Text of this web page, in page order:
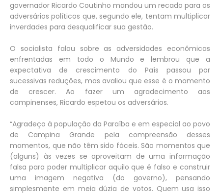
governador Ricardo Coutinho mandou um recado para os
adversários políticos que, segundo ele, tentam multiplicar
inverdades para desqualificar sua gestão.
O socialista falou sobre as adversidades econômicas
enfrentadas em todo o Mundo e lembrou que a
expectativa de crescimento do País passou por
sucessivas reduções, mas avaliou que esse é o momento
de crescer. Ao fazer um agradecimento aos
campinenses, Ricardo espetou os adversários.
“Agradeço à população da Paraíba e em especial ao povo
de Campina Grande pela compreensão desses
momentos, que não têm sido fáceis. São momentos que
(alguns) às vezes se aproveitam de uma informação
falsa para poder multiplicar aquilo que é falso e construir
uma imagem negativa (do governo), pensando
simplesmente em meia dúzia de votos. Quem usa isso